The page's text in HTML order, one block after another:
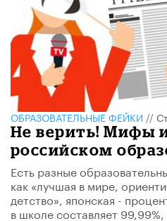
ОБРАЗОВАТЕЛЬНЫЕ ФЕЙКИ //
Не верить! Мифы
российском
Есть разные
как «лучшая в мире,
детство», японская -
в школе составляет